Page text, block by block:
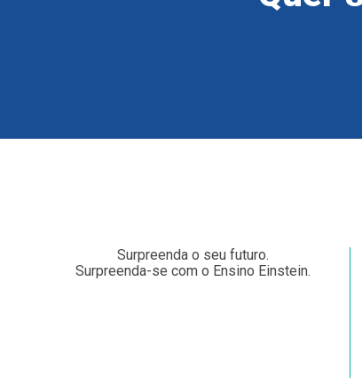
Surpreenda o seu futuro.
Surpreenda-se com o Ensino Einstein.